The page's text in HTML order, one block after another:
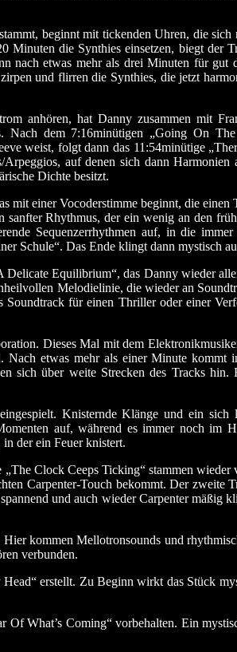
beginnt mit tickenden Uhren, die
die Synthies einsetzen, biegt der
nach etwas mehr als drei Minuten für gut
und flirren die Synthies, die jetzt
anhören, hat Danny zusammen mit
Nach dem 7:16minütigen „Going On
weist, folgt dann das 11:54minütige
auf denen sich dann Harmonien
Dichte besitzt.
mit einer Vocoderstimme beginnt, die
Rhythmus, der ein wenig an den
Sequenzerrhythmen auf, in die
Schule“. Das Ende klingt dann mystisch
Equilibrium“, das Danny wieder
Melodielinie, die wieder an
für einen Thriller oder einer
Dieses Mal mit dem
etwas mehr als einer Minute kommt
sich über weite Strecken des Tracks
Knisternde Klänge und ein sich
auf, während es immer noch im
der ein Feuer knistert.
Clock Ceeps Ticking“ stammen
Carpenter-Touch bekommt. Der zweite
und auch wieder Carpenter mäßig
kommen Mellotronsounds und
verbunden.
erstellt. Zu Beginn wirkt das Stück
What’s Coming“ vorbehalten. Ein